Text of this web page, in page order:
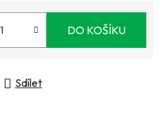
DO KOŠÍKU
Sdílet